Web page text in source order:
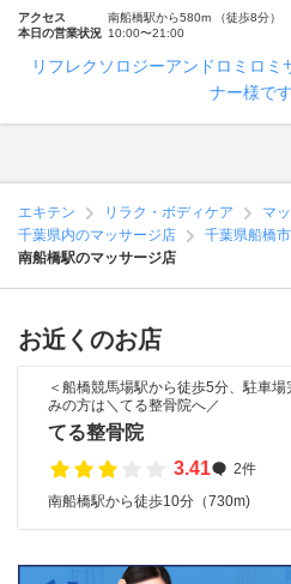
アクセス
南船橋駅から580m （徒歩8分）
本日の営業状況 10:00〜21:00
リフレクソロジーアンドロミロ
ナー様で
エキテン リラク・ボディケア
マ
千葉県内のマッサージ店
千葉県船橋
南船橋駅のマッサージ店
お近くのお店
＜船橋競馬場駅から徒歩5分、駐車
みの方は＼てる整骨院へ／
てる整骨院
3.41
2件
南船橋駅から徒歩10分（730m)